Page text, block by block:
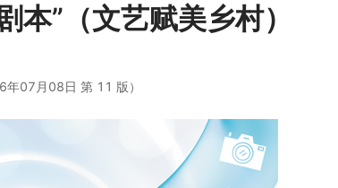
本”（文艺赋美乡村）
年07月08日 第 11 版）